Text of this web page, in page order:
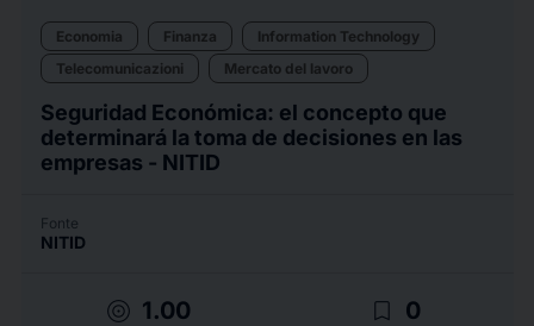
Economia Finanza
Information Technology
Telecomunicazioni
Mercato del lavoro
Seguridad Económica: el concepto que
determinará la toma de decisiones en las
empresas - NITID
Fonte
NITID
target 1.00 bookmark_border 0